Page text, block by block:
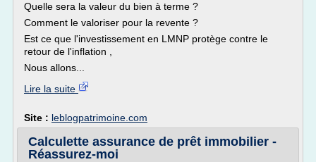
Quelle sera la valeur du bien à terme ?
Comment le valoriser pour la revente ?
Est ce que l'investissement en LMNP protège contre le
retour de l'inflation ,
Nous allons...
Lire la suite
Site : leblogpatrimoine.com
Calculette assurance de prêt immobilier -
Réassurez-moi